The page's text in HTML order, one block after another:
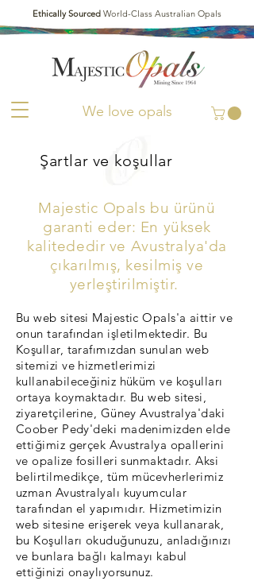
We love opals
Ethically Sourced World-Class Australian Opals
Şartlar ve koşullar
Majestic Opals bu ürünü
garanti eder: En yüksek
kalitededir ve Avustralya'da
çıkarılmış, kesilmiş ve
yerleştirilmiştir.
Bu web sitesi Majestic Opals'a aittir ve
onun tarafından işletilmektedir. Bu
Koşullar, tarafımızdan sunulan web
sitemizi ve hizmetlerimizi
kullanabileceğiniz hüküm ve koşulları
ortaya koymaktadır. Bu web sitesi,
ziyaretçilerine, Güney Avustralya'daki
Coober Pedy'deki madenimizden elde
ettiğimiz gerçek Avustralya opallerini
ve opalize fosilleri sunmaktadır. Aksi
belirtilmedikçe, tüm mücevherlerimiz
uzman Avustralyalı kuyumcular
tarafından el yapımıdır. Hizmetimizin
web sitesine erişerek veya kullanarak,
bu Koşulları okuduğunuzu, anladığınızı
ve bunlara bağlı kalmayı kabul
ettiğinizi onaylıyorsunuz.